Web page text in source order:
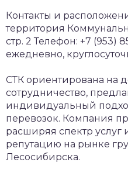
Контакты и
территория
стр. 2 Телефон: +7 (953)
ежедневно,
СТК ориентирована на
сотрудничество,
индивидуальный
перевозок. Компания
расширяя спектр услуг
репутацию на рынке
Лесосибирска.